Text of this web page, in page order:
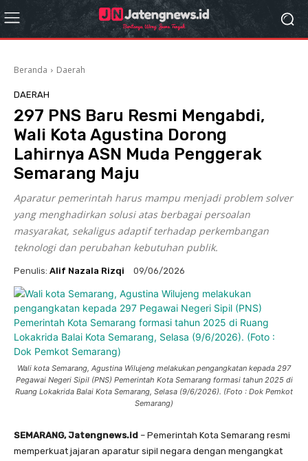
Beranda Daerah
DAERAH
297 PNS Baru Resmi Mengabdi,
Wali Kota Agustina Dorong
Lahirnya ASN Muda Penggerak
Semarang Maju
Aparatur pemerintah harus mampu menjadi problem solver
yang menghadirkan solusi atas berbagai persoalan
masyarakat, sekaligus adaptif terhadap perkembangan
teknologi dan perubahan kebutuhan publik.
Penulis: Alif Nazala Rizqi 09/06/2026
Wali kota Semarang, Agustina Wilujeng melakukan pengangkatan kepada 297
Pegawai Negeri Sipil (PNS) Pemerintah Kota Semarang formasi tahun 2025 di
Ruang Lokakrida Balai Kota Semarang, Selasa (9/6/2026). (Foto : Dok Pemkot
Semarang)
SEMARANG, Jatengnews.id – Pemerintah Kota Semarang resmi
memperkuat jajaran aparatur sipil negara dengan mengangkat